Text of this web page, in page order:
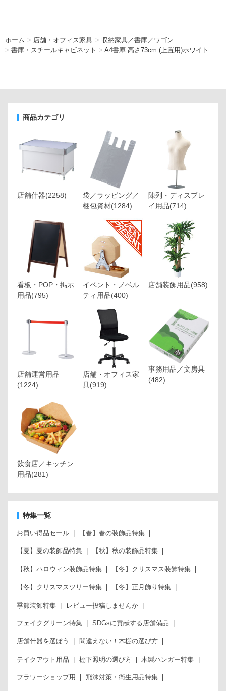
ホーム > 店舗・オフィス家具 > 収納家具／書庫／ワゴン
> 書庫・スチールキャビネット >A4書庫 高さ73cm (上置用)ホワイト
商品カテゴリ
店舗什器(2258)
袋／ラッピング／
梱包資材(1284)
陳列・ディスプレ
イ用品(714)
看板・POP・掲示
用品(795)
イベント・ノベル
ティ用品(400)
店舗装飾用品(958)
店舗運営用品
(1224)
店舗・オフィス家
具(919)
事務用品／文房具
(482)
飲食店／キッチン
用品(281)
特集一覧
お買い得品セール 【春】春の装飾品特集
【夏】夏の装飾品特集 【秋】秋の装飾品特集
【秋】ハロウィン装飾品特集 【冬】クリスマス装飾特集
【冬】クリスマスツリー特集 【冬】正月飾り特集
季節装飾特集 レビュー投稿しませんか
フェイクグリーン特集 SDGsに貢献する店舗備品
店舗什器を選ぼう 間違えない！木棚の選び方
テイクアウト用品 棚下照明の選び方 木製ハンガー特集
フラワーショップ用 飛沫対策・衛生用品特集